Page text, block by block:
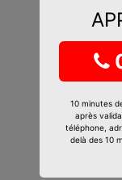
10 minutes
après
téléphone,
delà des 10